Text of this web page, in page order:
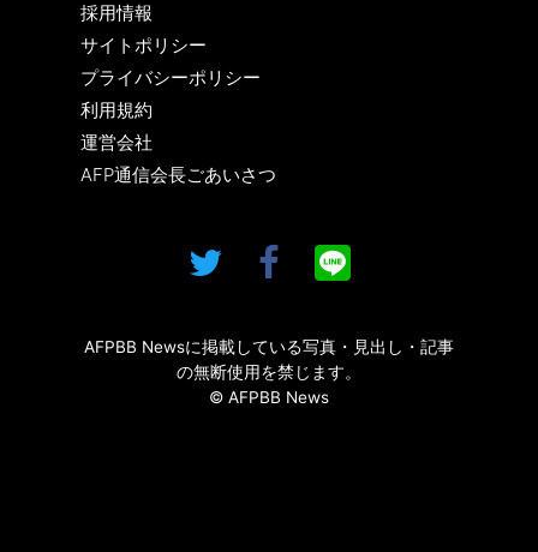
採用情報
サイトポリシー
プライバシーポリシー
利用規約
運営会社
AFP通信会長ごあいさつ
AFPBB Newsに掲載している写真・見出し・記事
の無断使用を禁じます。
© AFPBB News